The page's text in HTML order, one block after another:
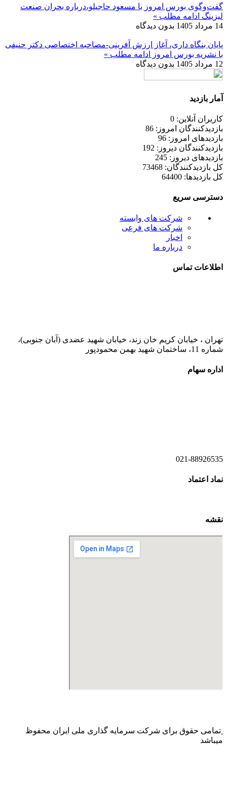
گفت‌وگوی بورس امروز با مسعود حاجیلو،درباره بحران صنعت
لیزینگ ادامه مطلب »
14 مرداد 1405
بدون دیدگاه
پایان بنگاه داری، آغاز ارزش آفرینی-مصاحبه اختصاصی دکتر حنیفی
با نشریه بورس امروز
ادامه مطلب »
12 مرداد 1405
بدون دیدگاه
آمار بازدید
کاربران آنلاین: 0
بازدیدکنندگان امروز: 86
بازدیدهای امروز: 96
بازدیدکنندگان دیروز: 192
بازدیدهای دیروز: 245
کل بازدیدکنند‌گان: 73468
کل بازدیدها: 64400
دسترسی سریع
شرکت های وابسته
شرکت های فرعی
اخبار
درباره ما
اطلاعات تماس
تهران ، خیابان کریم خان زند، خیابان شهید عضدی (آبان جنوبی)،
شماره 11، ساختمان شهید بهمن محمودپور
اداره سهام
021-88926535
نماد اعتماد
نقشه
تمامی حقوق برای شرکت سرمایه گذاری ملی ایران محفوظ
میباشد